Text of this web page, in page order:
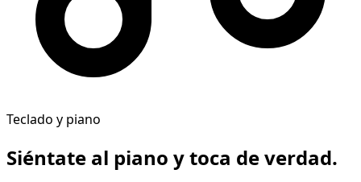
Teclado y piano
Siéntate al piano ytoca de verdad.